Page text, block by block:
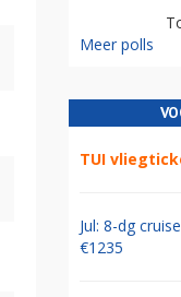
Meer polls
TUI
Jul: 8-dg
€1235